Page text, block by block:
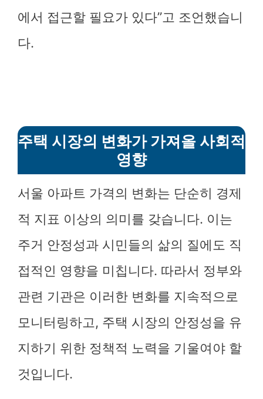
에서 접근할 필요가 있다”고 조언했습니
다.
주택 시장의 변화가 가져올 사회적
영향
서울 아파트 가격의 변화는 단순히 경제
적 지표 이상의 의미를 갖습니다. 이는
주거 안정성과 시민들의 삶의 질에도 직
접적인 영향을 미칩니다. 따라서 정부와
관련 기관은 이러한 변화를 지속적으로
모니터링하고, 주택 시장의 안정성을 유
지하기 위한 정책적 노력을 기울여야 할
것입니다.